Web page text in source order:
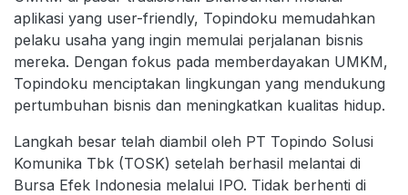
aplikasi yang user-friendly, Topindoku memudahkan
pelaku usaha yang ingin memulai perjalanan bisnis
mereka. Dengan fokus pada memberdayakan UMKM,
Topindoku menciptakan lingkungan yang mendukung
pertumbuhan bisnis dan meningkatkan kualitas hidup.
Langkah besar telah diambil oleh PT Topindo Solusi
Komunika Tbk (TOSK) setelah berhasil melantai di
Bursa Efek Indonesia melalui IPO. Tidak berhenti di